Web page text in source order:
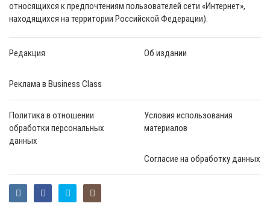
относящихся к предпочтениям пользователей сети «Интернет»,
находящихся на территории Российской Федерации).
Редакция Об издании
Реклама в Business Class
Политика в отношении
обработки персональных
данных
Условия использования
материалов
Согласие на обработку данных